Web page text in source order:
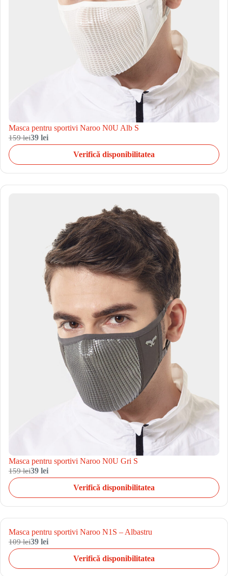
Masca pentru sportivi Naroo N0U Alb S
159 lei39 lei
Verifică disponibilitatea
Masca pentru sportivi Naroo N0U Gri S
159 lei39 lei
Verifică disponibilitatea
Masca pentru sportivi Naroo N1S – Albastru
109 lei39 lei
Verifică disponibilitatea